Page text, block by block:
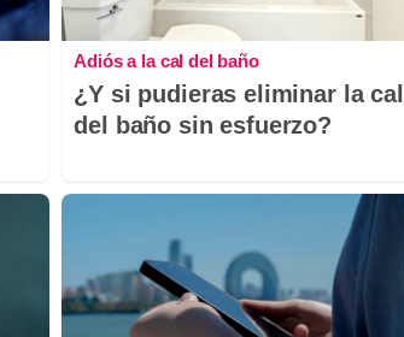
Adiós a la cal del baño
¿Y si pudieras eliminar la cal
del baño sin esfuerzo?